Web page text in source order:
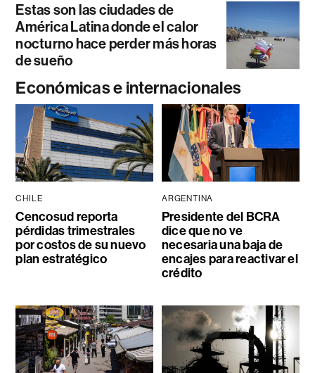
Estas son las ciudades de
América Latina donde el calor
nocturno hace perder más horas
de sueño
Económicas e internacionales
CHILE
Cencosud reporta
pérdidas trimestrales
por costos de su nuevo
plan estratégico
ARGENTINA
Presidente del BCRA
dice que no ve
necesaria una baja de
encajes para reactivar el
crédito